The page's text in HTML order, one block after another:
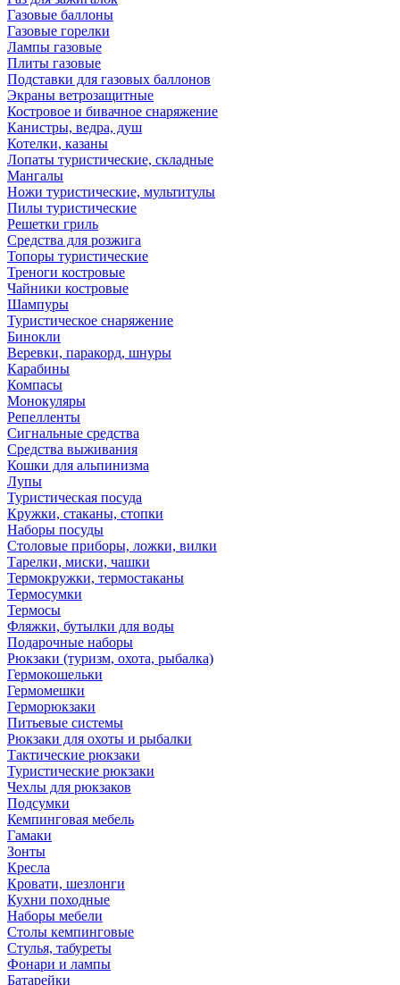
Газовые баллоны
Газовые горелки
Лампы газовые
Плиты газовые
Подставки для газовых баллонов
Экраны ветрозащитные
Костровое и бивачное снаряжение
Канистры, ведра, душ
Котелки, казаны
Лопаты туристические, складные
Мангалы
Ножи туристические, мультитулы
Пилы туристические
Решетки гриль
Средства для розжига
Топоры туристические
Треноги костровые
Чайники костровые
Шампуры
Туристическое снаряжение
Бинокли
Веревки, паракорд, шнуры
Карабины
Компасы
Монокуляры
Репелленты
Сигнальные средства
Средства выживания
Кошки для альпинизма
Лупы
Туристическая посуда
Кружки, стаканы, стопки
Наборы посуды
Столовые приборы, ложки, вилки
Тарелки, миски, чашки
Термокружки, термостаканы
Термосумки
Термосы
Фляжки, бутылки для воды
Подарочные наборы
Рюкзаки (туризм, охота, рыбалка)
Гермокошельки
Гермомешки
Герморюкзаки
Питьевые системы
Рюкзаки для охоты и рыбалки
Тактические рюкзаки
Туристические рюкзаки
Чехлы для рюкзаков
Подсумки
Кемпинговая мебель
Гамаки
Зонты
Кресла
Кровати, шезлонги
Кухни походные
Наборы мебели
Столы кемпинговые
Стулья, табуреты
Фонари и лампы
Батарейки